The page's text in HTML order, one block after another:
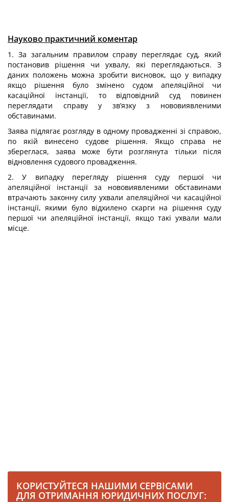
Науково практичний коментар
1. За загальним правилом справу переглядає суд, який
постановив рішення чи ухвалу, які переглядаються. З
даних положень можна зробити висновок, що у випадку
якщо рішення було змінено судом апеляційної чи
касаційної інстанції, то відповідний суд повинен
переглядати справу у зв’язку з нововиявленими
обставинами.
Заява підлягає розгляду в одному провадженні зі справою,
по якій винесено судове рішення. Якщо справа не
збереглася, заява може бути розглянута тільки після
відновлення судового провадження.
2. У випадку перегляду рішення суду першої чи
апеляційної інстанції за нововиявленими обставинами
втрачають законну силу ухвали апеляційної чи касаційної
інстанції, якими було відхилено скарги на рішення суду
першої чи апеляційної інстанції, якщо такі ухвали мали
місце.
КОРИСТУЙТЕСЯ НАШИМИ СЕРВІСАМИ
ДЛЯ ОТРИМАННЯ ЮРИДИЧНИХ ПОСЛУГ: